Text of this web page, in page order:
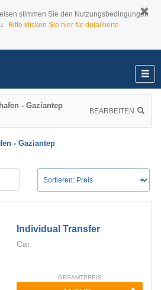
stimmen Sie den Nutzungsbedingungen
Bitte klicken Sie hier für detaillierte
- Gaziantep
BEARBEITEN
- Gaziantep
Individual Transfer
Car
GESAMTPREIS